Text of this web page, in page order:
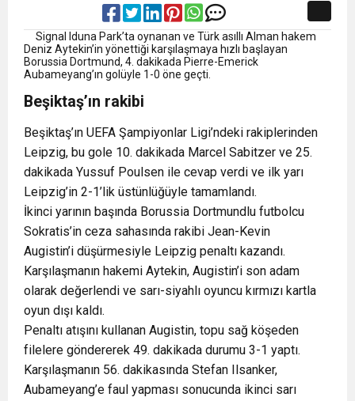
Signal Iduna Park’ta oynanan ve Türk asıllı Alman hakem
Deniz Aytekin’in yönettiği karşılaşmaya hızlı başlayan
Borussia Dortmund, 4. dakikada Pierre-Emerick
Aubameyang’ın golüyle 1-0 öne geçti.
Beşiktaş’ın rakibi
Beşiktaş’ın UEFA Şampiyonlar Ligi’ndeki rakiplerinden
Leipzig, bu gole 10. dakikada Marcel Sabitzer ve 25.
dakikada Yussuf Poulsen ile cevap verdi ve ilk yarı
Leipzig’in 2-1’lik üstünlüğüyle tamamlandı.
İkinci yarının başında Borussia Dortmundlu futbolcu
Sokratis’in ceza sahasında rakibi Jean-Kevin
Augistin’i düşürmesiyle Leipzig penaltı kazandı.
Karşılaşmanın hakemi Aytekin, Augistin’i son adam
olarak değerlendi ve sarı-siyahlı oyuncu kırmızı kartla
oyun dışı kaldı.
Penaltı atışını kullanan Augistin, topu sağ köşeden
filelere göndererek 49. dakikada durumu 3-1 yaptı.
Karşılaşmanın 56. dakikasında Stefan Ilsanker,
Aubameyang’e faul yapması sonucunda ikinci sarı